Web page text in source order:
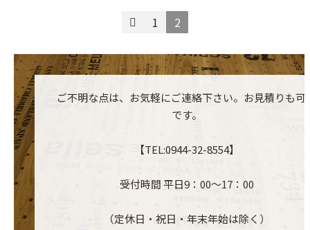
1 2
ご不明な点は、お気軽にご連絡下さい。お見積りも可
です。
【TEL:0944-32-8554】
受付時間 平日9：00～17：00
（定休日・祝日・年末年始は除く）